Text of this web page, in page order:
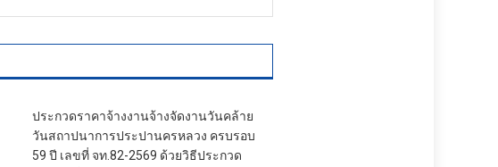
ประกวดราคาจ้างงานจ้างจัดงานวันคล้าย
วันสถาปนาการประปานครหลวง ครบรอบ
59 ปี เลขที่ จท.82-2569 ด้วยวิธีประกวด